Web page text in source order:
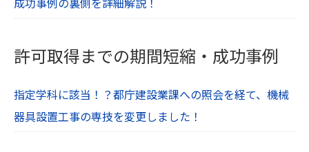
許可取得までの期間短縮・成功事例
指定学科に該当！？都庁建設業課への照会を経て、機械
器具設置工事の専技を変更しました！